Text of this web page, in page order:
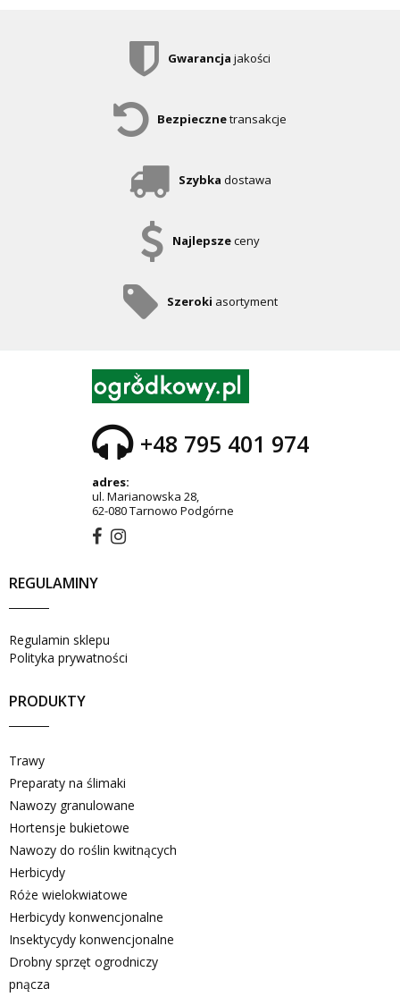
Gwarancja jakości
Bezpiecznetransakcje
Szybka dostawa
Najlepszeceny
Szeroki asortyment
+48 795 401 974
adres:
ul. Marianowska 28,
62-080 Tarnowo Podgórne
REGULAMINY
Regulamin sklepu
Polityka prywatności
PRODUKTY
Trawy
Preparaty na ślimaki
Nawozy granulowane
Hortensje bukietowe
Nawozy do roślin kwitnących
Herbicydy
Róże wielokwiatowe
Herbicydy konwencjonalne
Insektycydy konwencjonalne
Drobny sprzęt ogrodniczy
pnącza